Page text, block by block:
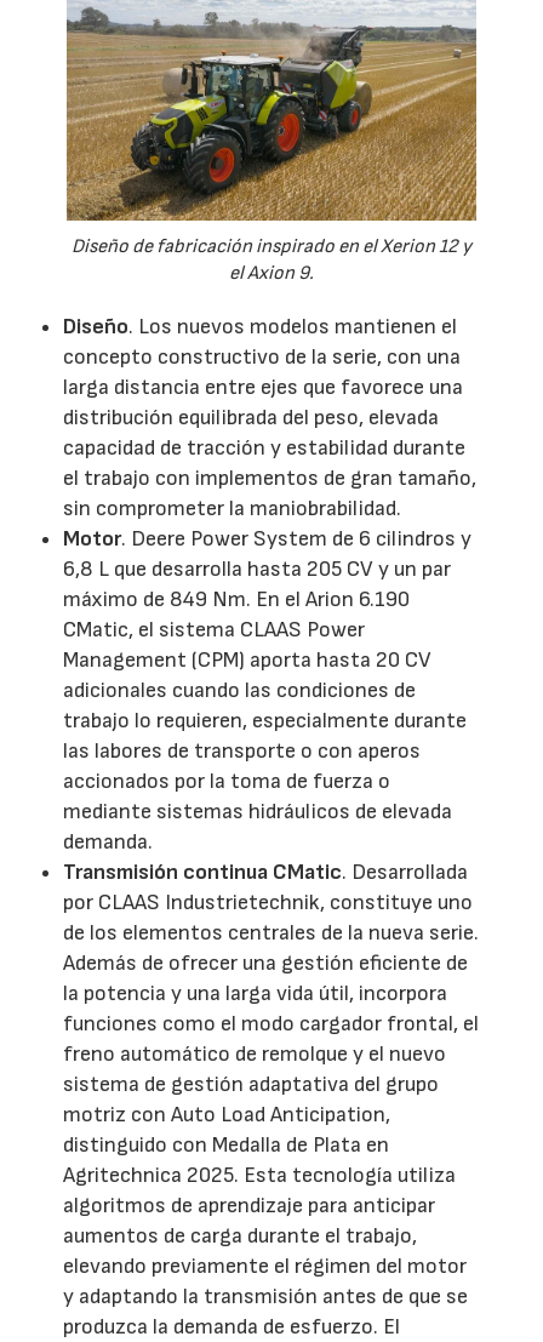
Diseño de fabricación inspirado en el Xerion 12 y
el Axion 9.
Diseño. Los nuevos modelos mantienen el
concepto constructivo de la serie, con una
larga distancia entre ejes que favorece una
distribución equilibrada del peso, elevada
capacidad de tracción y estabilidad durante
el trabajo con implementos de gran tamaño,
sin comprometer la maniobrabilidad.
Motor. Deere Power System de 6 cilindros y
6,8 L que desarrolla hasta 205 CV y un par
máximo de 849 Nm. En el Arion 6.190
CMatic, el sistema CLAAS Power
Management (CPM) aporta hasta 20 CV
adicionales cuando las condiciones de
trabajo lo requieren, especialmente durante
las labores de transporte o con aperos
accionados por la toma de fuerza o
mediante sistemas hidráulicos de elevada
demanda.
Transmisión continua CMatic. Desarrollada
por CLAAS Industrietechnik, constituye uno
de los elementos centrales de la nueva serie.
Además de ofrecer una gestión eficiente de
la potencia y una larga vida útil, incorpora
funciones como el modo cargador frontal, el
freno automático de remolque y el nuevo
sistema de gestión adaptativa del grupo
motriz con Auto Load Anticipation,
distinguido con Medalla de Plata en
Agritechnica 2025. Esta tecnología utiliza
algoritmos de aprendizaje para anticipar
aumentos de carga durante el trabajo,
elevando previamente el régimen del motor
y adaptando la transmisión antes de que se
produzca la demanda de esfuerzo. El